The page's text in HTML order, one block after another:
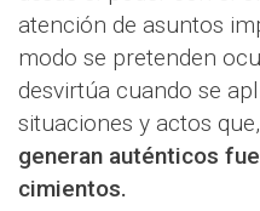
atención de asuntos
modo se pretenden
desvirtúa cuando se
situaciones y actos que,
generan auténticos
cimientos.